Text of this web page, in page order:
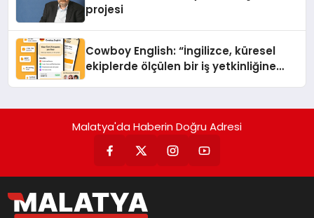
projesi
Cowboy English: “İngilizce, küresel
ekiplerde ölçülen bir iş yetkinliğine
Malatya'da Haberin Doğru Adresi